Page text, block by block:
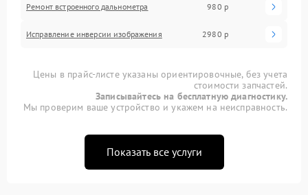
Ремонт встроенного дальнометра 980 р
Исправление инверсии изображения 2980 р
Цены в прайс-листе указаны ориентировочные, без учета
стоимости запчастей.
Записывайтесь на бесплатную диагностику.
Мы проверим ваше устройство и укажем на неисправность.
Показать все услуги